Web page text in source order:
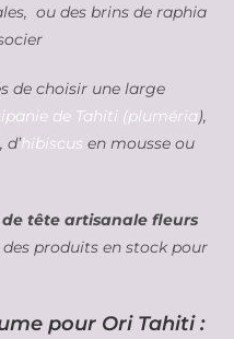
ou des brins de raphia
de choisir une large
de Tahiti (pluméria),
, d’hibiscus en mousse ou
de tête artisanale fleurs
produits en stock pour
pour Ori Tahiti :